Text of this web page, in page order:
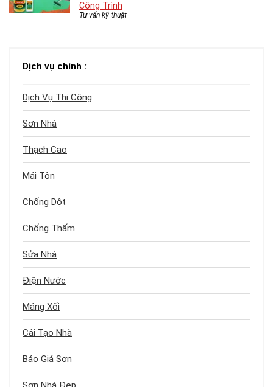
Công Trình
Tư vấn kỹ thuật
Dịch vụ chính :
Dịch Vụ Thi Công
Sơn Nhà
Thạch Cao
Mái Tôn
Chống Dột
Chống Thấm
Sửa Nhà
Điện Nước
Máng Xối
Cải Tạo Nhà
Báo Giá Sơn